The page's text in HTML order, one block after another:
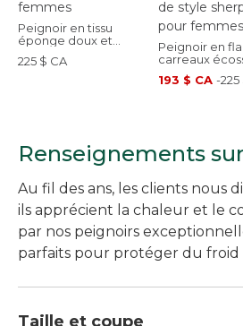
Peignoir en tissu
éponge doux et
pelucheux, à rayures,
pour femmes
225 $ CA
Peignoir en
carreaux
long, doublé
molleton de
193 $ CA -225
Renseignements
Au fil des ans, les clients nous
ils apprécient la chaleur et le
par nos peignoirs
parfaits pour protéger du froid
Taille et coupe